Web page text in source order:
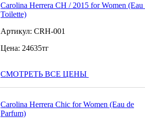
Carolina Herrera CH / 2015 for Women (Eau
Toilette)
Артикул: CRH-001
Цена: 24635тг
СМОТРЕТЬ ВСЕ ЦЕНЫ
Carolina Herrera Chic for Women (Eau de
Parfum)